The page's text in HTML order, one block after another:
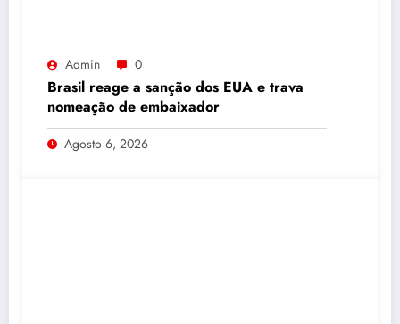
Admin 0
Brasil reage a sanção dos EUA e trava
nomeação de embaixador
Agosto 6, 2026